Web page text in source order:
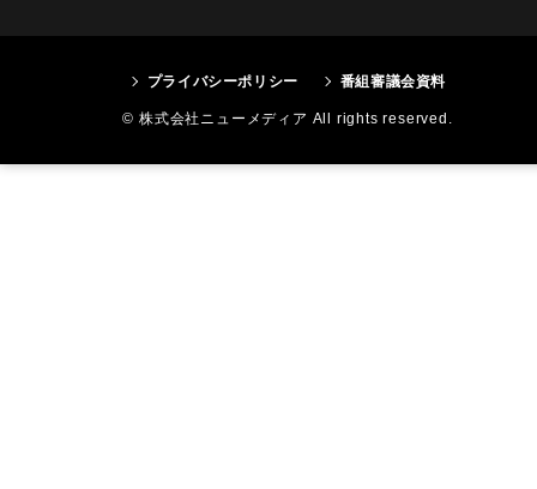
プライバシーポリシー 番組審議会資料
© 株式会社ニューメディア All rights reserved.